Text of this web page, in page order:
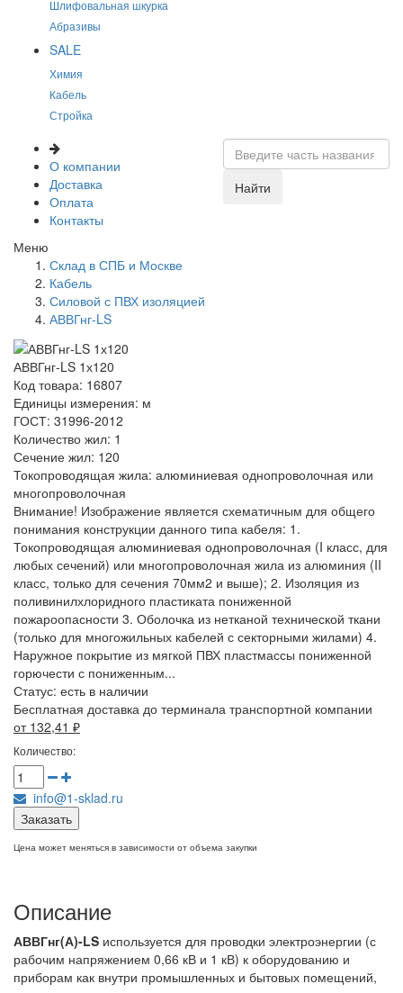
Шлифовальная шкурка
Абразивы
SALE
Химия
Кабель
Стройка
О компании
Доставка
Оплата
Контакты
Найти
Меню
Склад в СПБ и Москве
Кабель
Силовой с ПВХ изоляцией
АВВГнг-LS
АВВГнг-LS 1х120
Код товара: 16807
Единицы измерения: м
ГОСТ: 31996-2012
Количество жил: 1
Сечение жил: 120
Токопроводящая жила: алюминиевая однопроволочная или
многопроволочная
Внимание! Изображение является схематичным для общего
понимания конструкции данного типа кабеля: 1.
Токопроводящая алюминиевая однопроволочная (I класс, для
любых сечений) или многопроволочная жила из алюминия (II
класс, только для сечения 70мм2 и выше); 2. Изоляция из
поливинилхлоридного пластиката пониженной
пожароопасности 3. Оболочка из нетканой технической ткани
(только для многожильных кабелей с секторными жилами) 4.
Наружное покрытие из мягкой ПВХ пластмассы пониженной
горючести с пониженным...
Статус: есть в наличии
Бесплатная доставка до терминала транспортной компании
от 132,41 ₽
Количество:
info@1-sklad.ru
Заказать
Цена может меняться в зависимости от объема закупки
Описание
АВВГнг(А)-LS используется для проводки электроэнергии (с
рабочим напряжением 0,66 кВ и 1 кВ) к оборудованию и
приборам как внутри промышленных и бытовых помещений,